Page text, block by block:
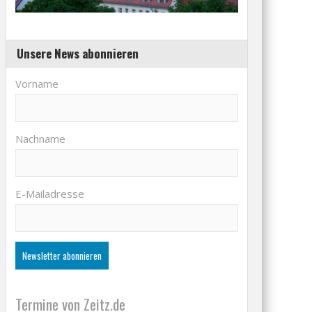
Unsere News abonnieren
Vorname
Nachname
E-Mailadresse
Termine von Zeitz.de